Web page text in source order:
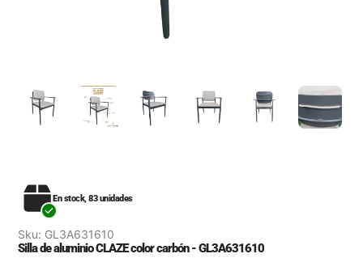
En stock, 83 unidades
Sku: GL3A631610
Silla de aluminio CLAZE color carbón - GL3A631610